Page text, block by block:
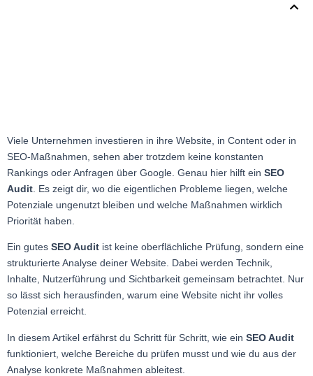
Viele Unternehmen investieren in ihre Website, in Content oder in
SEO-Maßnahmen, sehen aber trotzdem keine konstanten
Rankings oder Anfragen über Google. Genau hier hilft ein SEO
Audit . Es zeigt dir, wo die eigentlichen Probleme liegen, welche
Potenziale ungenutzt bleiben und welche Maßnahmen wirklich
Priorität haben.
Ein gutes SEO Audit ist keine oberflächliche Prüfung, sondern eine
strukturierte Analyse deiner Website. Dabei werden Technik,
Inhalte, Nutzerführung und Sichtbarkeit gemeinsam betrachtet. Nur
so lässt sich herausfinden, warum eine Website nicht ihr volles
Potenzial erreicht.
In diesem Artikel erfährst du Schritt für Schritt, wie ein SEO Audit
funktioniert, welche Bereiche du prüfen musst und wie du aus der
Analyse konkrete Maßnahmen ableitest.